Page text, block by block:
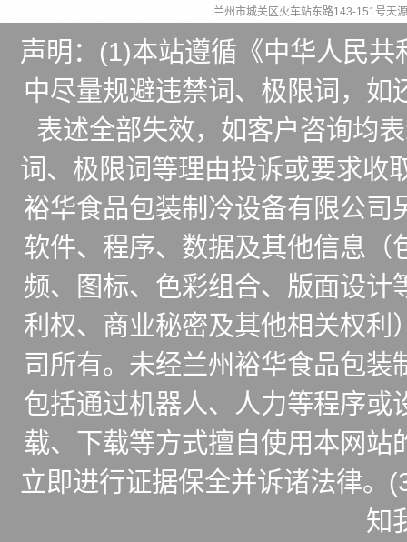
兰州市城关区火车站东路143-151号
声明：(1)本站遵循《中华人民
中尽量规避违禁词、极限词，
表述全部失效，如客户咨询均
词、极限词等理由投诉或要求收
裕华食品包装制冷设备有限公
软件、程序、数据及其他信息
频、图标、色彩组合、版面设
利权、商业秘密及其他相关权
司所有。未经兰州裕华食品包
包括通过机器人、人力等程序
载、下载等方式擅自使用本网
立即进行证据保全并诉诸法律。
知